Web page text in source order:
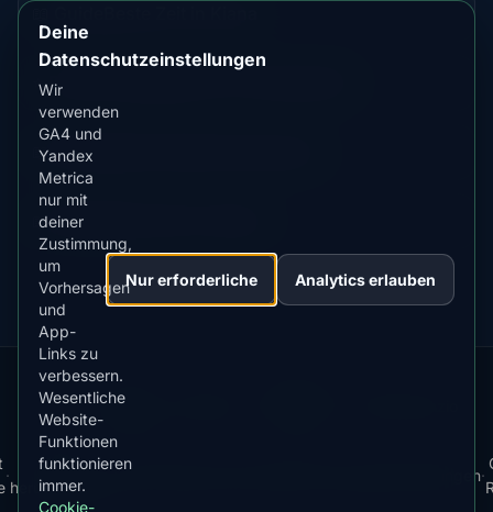
Guide-
Inhalt
⭐ Premium
Premium-
Ziel
📖 Guide
Guide-
Inhalt
📖 Guide
Guide-
Inhalt
Our
Apps:
Snow
Forecast
·
App
herunterladen
· News Nutzungsbedingungen·
Deine
Datenschutzeinstellungen
Wir
verwenden
GA4 und
Yandex
Metrica
nur mit
deiner
Zustimmung,
um
Vorhersagen
und
App-
Links zu
verbessern.
Wesentliche
Website-
Funktionen
funktionieren
immer.
Cookie-
Nur erforderliche Analytics erlauben